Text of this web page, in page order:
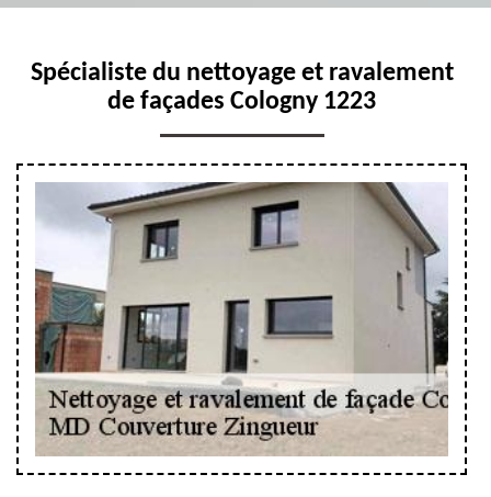
Spécialiste du nettoyage et ravalement
de façades Cologny 1223